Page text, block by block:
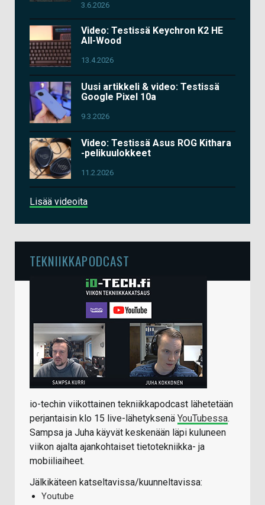
3.6.2026
Video: Testissä Keychron K2 HE
All-Wood
13.4.2026
Uusi artikkeli & video: Testissä
Google Pixel 10a
9.3.2026
Video: Testissä Asus ROG Kithara
-pelikuulokkeet
11.2.2026
Lisää videoita
TEKNIIKKAPODCAST
io-techin viikottainen tekniikkapodcast lähetetään
perjantaisin klo 15 live-lähetyksenä YouTubessa.
Sampsa ja Juha käyvät keskenään läpi kuluneen
viikon ajalta ajankohtaiset tietotekniikka- ja
mobiiliaiheet.
Jälkikäteen katseltavissa/kuunneltavissa:
Youtube